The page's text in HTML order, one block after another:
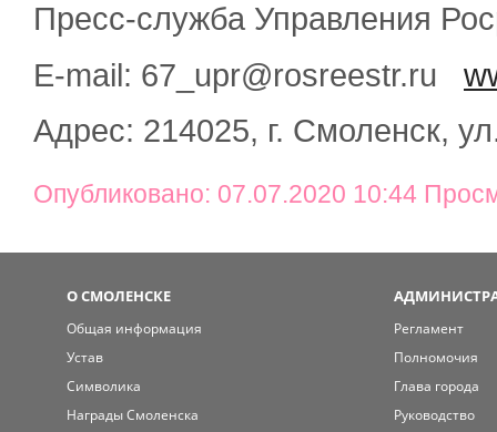
Пресс-служба Управления
E-mail: 67_upr@rosreestr.ru
Адрес: 214025, г. Смоленск,
Опубликовано: 07.07.2020 10:44
О СМОЛЕНСКЕ
Общая информация
Устав
Символика
Награды Смоленска
Регламент
Полномочия
Глава города
Руководство